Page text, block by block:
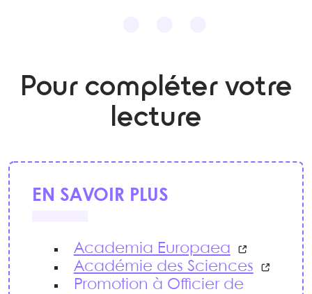
Pour compléter votre
lecture
EN SAVOIR PLUS
Academia Europaea
Académie des Sciences
Promotion à Officier de